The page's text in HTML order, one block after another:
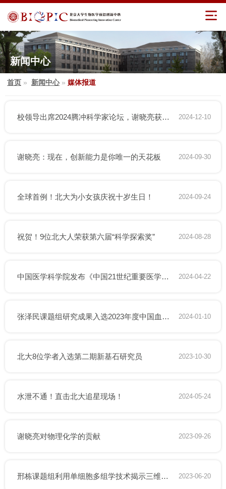
新闻中心
首页 » 新闻中心 » 媒体报道
2024-12-10
校领导出席2024腾冲科学家论坛，谢晓亮获腾冲科学大奖
2024-09-30
谢晓亮：现在，创新能力是你唯一的天花板
2024-09-24
全球首例！北大为小女孩庆祝十岁生日！
2024-08-28
祝贺！9位北大人荣获第六届“科学探索奖”
2024-04-22
中国医学科学院发布《中国21世纪重要医学成就》和《中国2023年度重要医学进展》
2024-01-10
张泽民课题组研究成果入选2023年度中国血液学十大研究进展揭晓
2023-10-30
北大8位学者入选第二期新基石研究员
2024-05-24
水泄不通！直击北大追星现场！
2023-09-26
谢晓亮对物理化学的贡献
2023-06-20
邢栋课题组利用单细胞多组学技术揭示三维基因组与基因表达的关系